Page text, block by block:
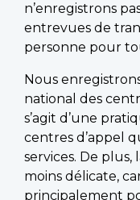
n’enregistrons
entrevues de
personne pour
Nous
national des
s’agit d’une
centres d’appel
services. De plus,
moins délicate,
principalement